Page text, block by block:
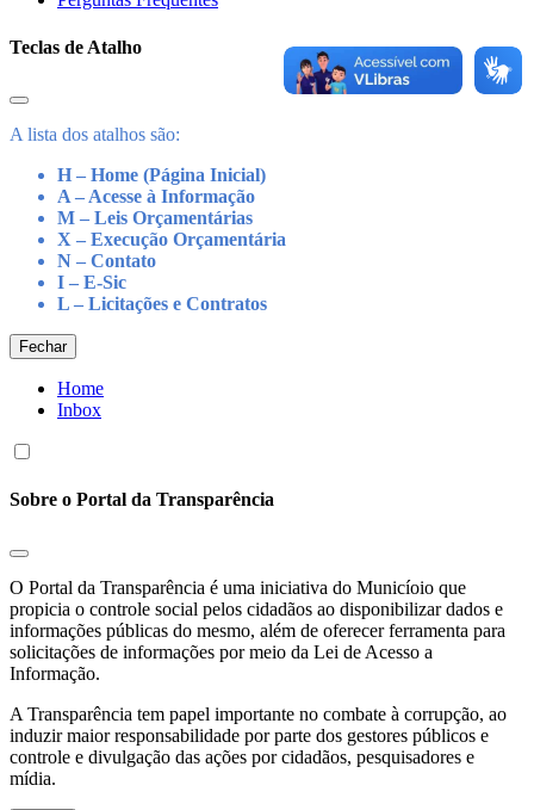
Teclas de Atalho
A lista dos atalhos são:
H – Home (Página Inicial)
A – Acesse à Informação
M – Leis Orçamentárias
X – Execução Orçamentária
N – Contato
I – E-Sic
L – Licitações e Contratos
Fechar
Home
Inbox
Sobre o Portal da Transparência
O Portal da Transparência é uma iniciativa do Municíoio que
propicia o controle social pelos cidadãos ao disponibilizar dados e
informações públicas do mesmo, além de oferecer ferramenta para
solicitações de informações por meio da Lei de Acesso a
Informação.
A Transparência tem papel importante no combate à corrupção, ao
induzir maior responsabilidade por parte dos gestores públicos e
controle e divulgação das ações por cidadãos, pesquisadores e
mídia.